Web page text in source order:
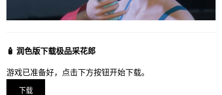
🧴 润色版下载极品采花郎
游戏已准备好，点击下方按钮开始下载。
下载